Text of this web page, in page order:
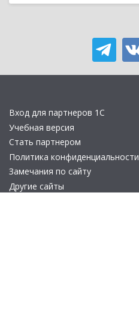
Вход для партнеров 1С
Учебная версия
Стать партнером
Политика конфиденциальности
Замечания по сайту
Другие сайты